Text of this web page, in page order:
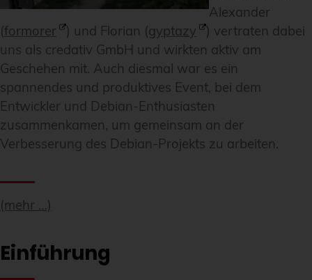
Alexander
(formorer ) und Florian (gyptazy
) vertraten dabei
uns als credativ GmbH und wirkten aktiv am
Geschehen mit. Auch diesmal war es ein
spannendes und produktives Event, bei dem
Entwickler und Debian-Enthusiasten
zusammenkamen, um gemeinsam an der
Verbesserung des Debian-Projekts zu arbeiten.
(mehr …)
Einführung